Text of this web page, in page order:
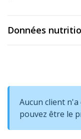
Données
Aucun client
pouvez être le